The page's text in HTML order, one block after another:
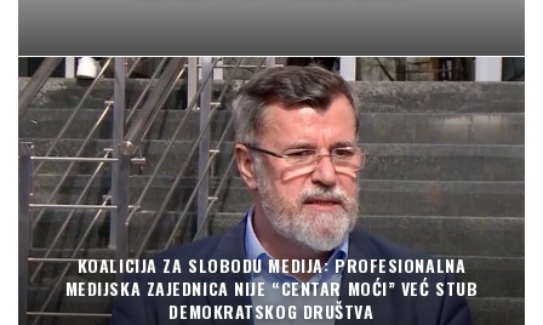
KOALICIJA ZA SLOBODU MEDIJA: PROFESIONALNA
MEDIJSKA ZAJEDNICA NIJE “CENTAR MOĆI” VEĆ STUB
DEMOKRATSKOG DRUŠTVA